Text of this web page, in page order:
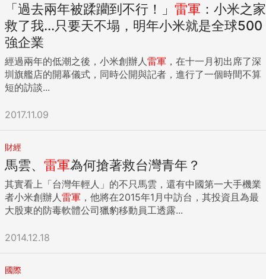
「過去兩年被蹂躪到不行！」 雷軍 ：小米之家
救了我...只要天不塌，明年小米就是全球500
強企業
經過兩年的低潮之後，小米創辦人 雷軍 ，在十一月初出席了深
圳旗艦店的開幕儀式，同時公開與記者，進行了一個時間不算
短的訪談...
2017.11.09
財經
馬雲、 雷軍為何搶著救台灣青年？
其實看上「台灣年輕人」的不只馬雲，還有中國第一大手機業
者小米創辦人 雷軍 ，他將在2015年1月中訪台，其投資且為最
大股東的防毒軟體公司獵豹移動員工透露...
2014.12.18
國際